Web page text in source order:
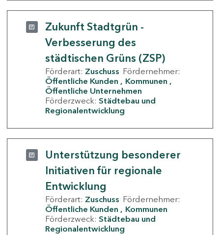
Zukunft Stadtgrün -
Verbesserung des
städtischen Grüns (ZSP)
Förderart: Zuschuss Fördernehmer:
Öffentliche Kunden
Kommunen
Öffentliche Unternehmen
Förderzweck: Städtebau und
Regionalentwicklung
Unterstützung besonderer
Initiativen für regionale
Entwicklung
Förderart: Zuschuss Fördernehmer:
Öffentliche Kunden
Kommunen
Förderzweck: Städtebau und
Regionalentwicklung